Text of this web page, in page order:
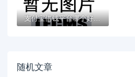
支付宝借钱平台哪个好？实测推荐这3个靠谱低...
随机文章